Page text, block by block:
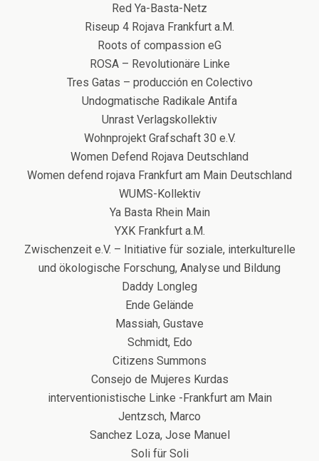
Red Ya-Basta-Netz
Riseup 4 Rojava Frankfurt a.M.
Roots of compassion eG
ROSA – Revolutionäre Linke
Tres Gatas – producción en Colectivo
Undogmatische Radikale Antifa
Unrast Verlagskollektiv
Wohnprojekt Grafschaft 30 e.V.
Women Defend Rojava Deutschland
Women defend rojava Frankfurt am Main Deutschland
WUMS-Kollektiv
Ya Basta Rhein Main
YXK Frankfurt a.M.
Zwischenzeit e.V. – Initiative für soziale, interkulturelle
und ökologische Forschung, Analyse und Bildung
Daddy Longleg
Ende Gelände
Massiah, Gustave
Schmidt, Edo
Citizens Summons
Consejo de Mujeres Kurdas
interventionistische Linke -Frankfurt am Main
Jentzsch, Marco
Sanchez Loza, Jose Manuel
Soli für Soli